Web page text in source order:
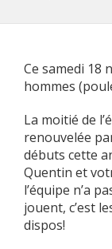
Ce samedi 18
hommes
La moitié de
renouvelée
débuts cette
Quentin et
l’équipe n’a
jouent, c’est
dispos!